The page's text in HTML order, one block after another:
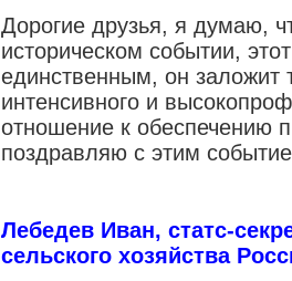
Дорогие друзья, я думаю,
историческом событии,
единственным, он заложит
интенсивного и
отношение к обеспечению
поздравляю с этим
Лебедев Иван, статс-
сельского хозяйства